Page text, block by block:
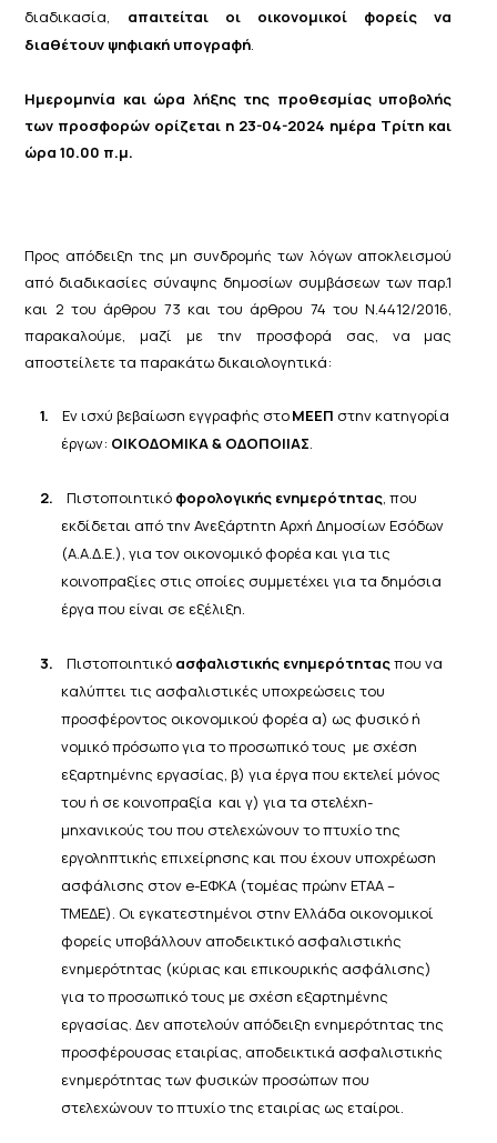
διαδικασία, απαιτείται οι οικονομικοί φορείς να
διαθέτουν ψηφιακή υπογραφή
Ημερομηνία και ώρα λήξης της προθεσμίας υποβολής
των προσφορών ορίζεται η 23-04-2024 ημέρα Τρίτη και
ώρα 10.00 π.μ.
Προς απόδειξη της μη συνδρομής των λόγων αποκλεισμού
από διαδικασίες σύναψης δημοσίων συμβάσεων των παρ.1
και 2 του άρθρου 73 και του άρθρου 74 του Ν.4412/2016,
παρακαλούμε, μαζί με την προσφορά σας, να μας
αποστείλετε τα παρακάτω δικαιολογητικά:
1. Ενισχύ βεβαίωση εγγραφής στοΜΕΕΠ στηνκατηγορία
έργων: ΟΙΚΟΔΟΜΙΚΑ & ΟΔΟΠΟΙΙΑΣ
2. Πιστοποιητικό φορολογικής ενημερότητας , που
εκδίδεται από την Ανεξάρτητη Αρχή Δημοσίων Εσόδων
(Α.Α.Δ.Ε.), για τον οικονομικό φορέα και για τις
κοινοπραξίες στις οποίες συμμετέχει για τα δημόσια
έργα που είναι σε εξέλιξη.
3. Πιστοποιητικό ασφαλιστικής ενημερότηταςπου να
καλύπτει τις ασφαλιστικές υποχρεώσεις του
προσφέροντος οικονομικού φορέα α) ως φυσικό ή
νομικό πρόσωπο για το προσωπικό τους με σχέση
εξαρτημένης εργασίας, β) για έργα που εκτελεί μόνος
του ή σε κοινοπραξία και γ) για τα στελέχη-
μηχανικούς του που στελεχώνουν το πτυχίο της
εργοληπτικής επιχείρησης και που έχουν υποχρέωση
ασφάλισης στον e-ΕΦΚΑ (τομέας πρώην ΕΤΑΑ –
ΤΜΕΔΕ). Οι εγκατεστημένοι στην Ελλάδα οικονομικοί
φορείς υποβάλλουν αποδεικτικό ασφαλιστικής
ενημερότητας (κύριας και επικουρικής ασφάλισης)
για το προσωπικό τους με σχέση εξαρτημένης
εργασίας. Δεν αποτελούν απόδειξη ενημερότητας της
προσφέρουσας εταιρίας, αποδεικτικά ασφαλιστικής
ενημερότητας των φυσικώνπροσώπωνπου
στελεχώνουν το πτυχίοτης εταιρίας ως εταίροι.